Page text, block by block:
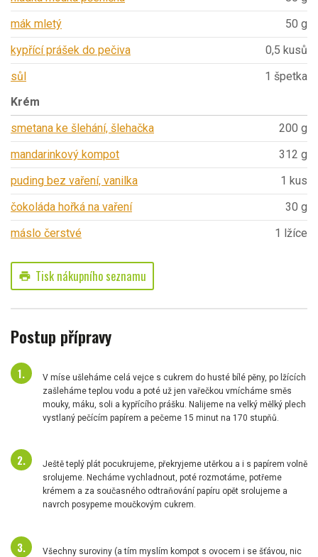
mák mletý
50 g
kypřící prášek do pečiva
0,5 kusů
sůl
1 špetka
Krém
smetana ke šlehání, šlehačka
200 g
mandarinkový kompot
312 g
puding bez vaření, vanilka
1 kus
čokoláda hořká na vaření
30 g
máslo čerstvé
1 lžíce
print Tisk nákupního seznamu
Postup přípravy
V míse ušleháme celá vejce s cukrem do husté bílé pěny, po lžících
zašleháme teplou vodu a poté už jen vařečkou vmícháme směs
mouky, máku, soli a kypřícího prášku. Nalijeme na velký mělký plech
vystlaný pečícím papírem a pečeme 15 minut na 170 stupňů.
Ještě teplý plát pocukrujeme, překryjeme utěrkou a i s papírem volně
srolujeme. Necháme vychladnout, poté rozmotáme, potřeme
krémem a za současného odtraňování papíru opět srolujeme a
navrch posypeme moučkovým cukrem.
Všechny suroviny (a tím myslím kompot s ovocem i se šťávou, nic